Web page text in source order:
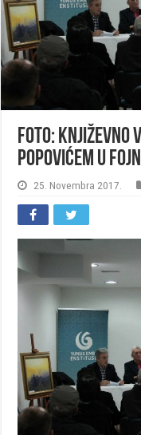
FOTO:
Popovićem u
25. Novembra 2017.